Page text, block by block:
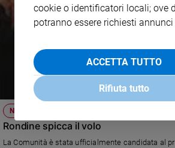
NOBEL DELLA PACE
Rondine spicca il volo
La Comunità è stata ufficialmente candidata al
cookie o identificatori locali; ove
potranno essere richiesti
ACCETTA TUTTO
Rifiuta tutto